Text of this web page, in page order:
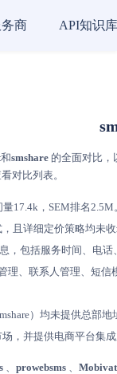
商 API知识库
和smshare 的全面对比，
对比列表。
17.4k，SEM排名
，且详细定价策略均
，包括服务时间、
理、联系人管理、短
）均未提供总
，并提供电商平台集
、 prowebsms 、